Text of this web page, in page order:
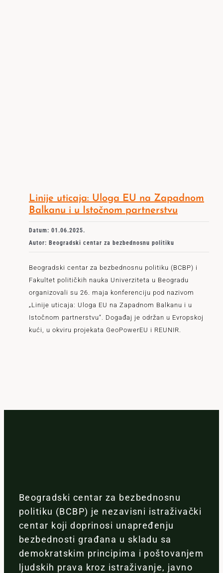
Linije uticaja: Uloga EU na Zapadnom
Balkanu i u Istočnom partnerstvu
Datum: 01.06.2025.
Autor: Beogradski centar za bezbednosnu politiku
Beogradski centar za bezbednosnu politiku (BCBP) i
Fakultet političkih nauka Univerziteta u Beogradu
organizovali su 26. maja konferenciju pod nazivom
„Linije uticaja: Uloga EU na Zapadnom Balkanu i u
Istočnom partnerstvu“. Događaj je održan u Evropskoj
kući, u okviru projekata GeoPowerEU i REUNIR.
Beogradski centar za bezbednosnu
politiku (BCBP) je nezavisni istraživački
centar koji doprinosi unapređenju
bezbednosti građana u skladu sa
demokratskim principima i poštovanjem
ljudskih prava kroz istraživanje, javno